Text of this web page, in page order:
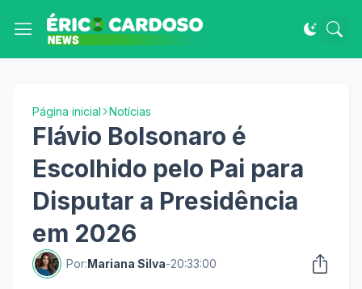
Página inicial Notícias
Flávio Bolsonaro é
Escolhido pelo Pai para
Disputar a Presidência
em 2026
Por:Mariana Silva-20:33:00